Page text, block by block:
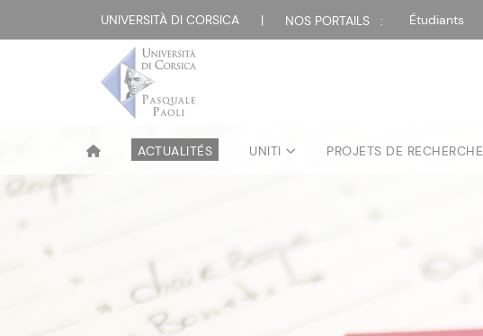
UNIVERSITÀ DI CORSICA | NOS PORTAILS : Étudiants
ACTUALITÉS UNITI PROJETS DE RECHERCHE